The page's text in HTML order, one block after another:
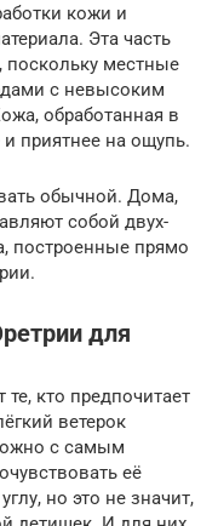
кожи и
Эта часть
поскольку местные
с невысоким
обработанная в
приятнее на ощупь.
обычной. Дома,
собой двух-
построенные прямо
для
кто предпочитает
ветерок
с самым
её
но это не значит,